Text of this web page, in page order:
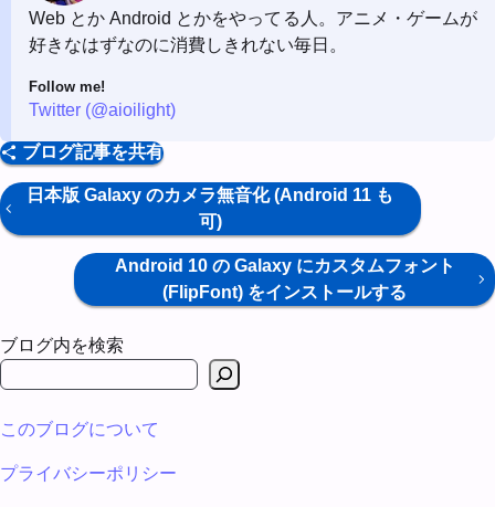
Web とか Android とかをやってる人。アニメ・ゲームが
好きなはずなのに消費しきれない毎日。
Follow me!
Twitter (@aioilight)
ブログ記事を共有
日本版 Galaxy のカメラ無音化 (Android 11 も
可)
Android 10 の Galaxy にカスタムフォント
(FlipFont) をインストールする
ブログ内を検索
このブログについて
プライバシーポリシー